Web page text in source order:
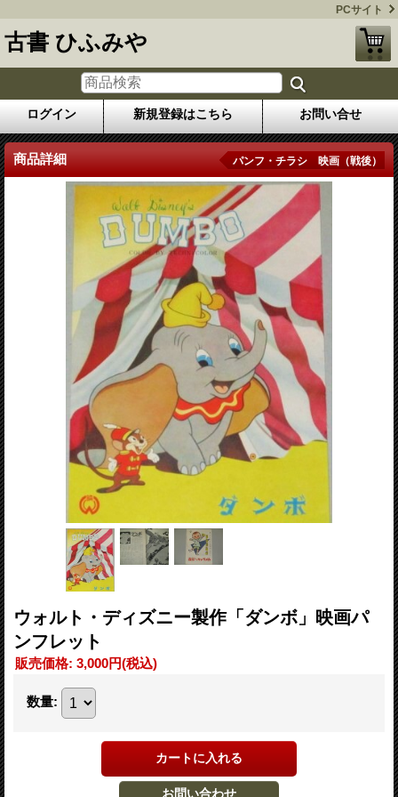
PCサイト
古書 ひふみや
ログイン 新規登録はこちら お問い合せ
商品詳細 パンフ・チラシ 映画（戦後）
ウォルト・ディズニー製作「ダンボ」映画パ
ンフレット
販売価格: 3,000円(税込)
数量: